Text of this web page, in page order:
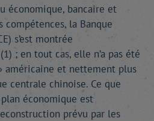
économique, bancaire et
compétences, la Banque
s’est montrée
; en tout cas, elle n’a pas été
américaine et nettement plus
centrale chinoise. Ce que
économique est
prévu par les